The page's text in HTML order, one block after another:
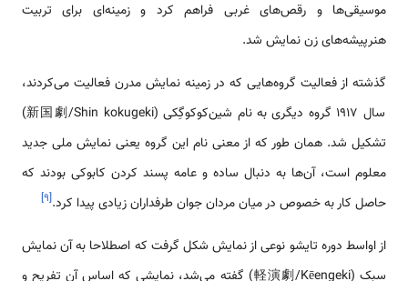
موسیقی‌ها و رقص‌های غربی فراهم کرد و زمینه‌ای برای تربیت
هنرپیشه‌های زن نمایش شد.
گذشته از فعالیت گروه‌هایی که در زمینه نمایش مدرن فعالیت می‌کردند،
سال 1917 گروه دیگری به نام شین‌کوکوگِکی (新国劇/Shin kokugeki)
تشکیل شد. همان طور که از معنی نام این گروه یعنی نمایش ملی جدید
معلوم است، آن‌ها به دنبال ساده و عامه پسند کردن کابوکی بودند که
حاصل کار به خصوص در میان مردان جوان طرفداران زیادی پیدا کرد.[۹]
از اواسط دوره تایشو نوعی از نمایش شکل گرفت که اصطلاحا به آن نمایش
سبک (軽演劇/Kēengeki) گفته می‌شد، نمایشی که اساس آن تفریح و